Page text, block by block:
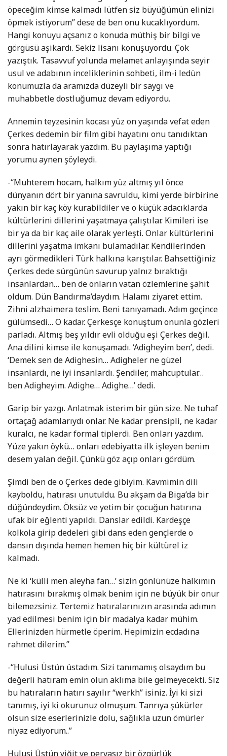
öpeceğim kimse kalmadı lütfen siz büyüğümün elinizi
öpmek istiyorum” dese de ben onu kucaklıyordum.
Hangi konuyu açsanız o konuda müthiş bir bilgi ve
görgüsü aşikardı. Sekiz lisanı konuşuyordu. Çok
yazıştık. Tasavvuf yolunda melamet anlayışında seyir
usul ve adabının inceliklerinin sohbeti, ilm-i ledün
konumuzla da aramızda düzeyli bir saygı ve
muhabbetle dostluğumuz devam ediyordu.
Annemin teyzesinin kocası yüz on yaşında vefat eden
Çerkes dedemin bir film gibi hayatını onu tanıdıktan
sonra hatırlayarak yazdım. Bu paylaşıma yaptığı
yorumu aynen şöyleydi.
-“Muhterem hocam, halkım yüz altmış yıl önce
dünyanın dört bir yanına savruldu, kimi yerde birbirine
yakın bir kaç köy kurabildiler ve o küçük adacıklarda
kültürlerini dillerini yaşatmaya çalıştılar. Kimileri ise
bir ya da bir kaç aile olarak yerleşti. Onlar kültürlerini
dillerini yaşatma imkanı bulamadılar. Kendilerinden
ayrı görmedikleri Türk halkına karıştılar. Bahsettiğiniz
Çerkes dede sürgünün savurup yalnız bıraktığı
insanlardan… ben de onların vatan özlemlerine şahit
oldum. Dün Bandırma’daydım. Halamı ziyaret ettim.
Zihni alzhaimera teslim. Beni tanıyamadı. Adım geçince
gülümsedi… O kadar. Çerkesçe konuştum onunla gözleri
parladı. Altmış beş yıldır evli olduğu eşi Çerkes değil.
Ana dilini kimse ile konuşamadı. ‘Adigheyim ben’, dedi.
‘Demek sen de Adighesin… Adigheler ne güzel
insanlardı, ne iyi insanlardı. Şendiler, mahcuptular…
ben Adigheyim. Adighe… Adighe…’ dedi.
Garip bir yazgı. Anlatmak isterim bir gün size. Ne tuhaf
ortaçağ adamlarıydı onlar. Ne kadar prensipli, ne kadar
kuralcı, ne kadar formal tiplerdi. Ben onları yazdım.
Yüze yakın öykü… onları edebiyatta ilk işleyen benim
desem yalan değil. Çünkü göz açıp onları gördüm.
Şimdi ben de o Çerkes dede gibiyim. Kavmimin dili
kayboldu, hatırası unutuldu. Bu akşam da Biga’da bir
düğündeydim. Öksüz ve yetim bir çocuğun hatırına
ufak bir eğlenti yapıldı. Danslar edildi. Kardeşçe
kolkola girip dedeleri gibi dans eden gençlerde o
dansın dışında hemen hemen hiç bir kültürel iz
kalmadı.
Ne ki ‘külli men aleyha fan…’ sizin gönlünüze halkımın
hatırasını bırakmış olmak benim için ne büyük bir onur
bilemezsiniz. Tertemiz hatıralarınızın arasında adımın
yad edilmesi benim için bir madalya kadar mühim.
Ellerinizden hürmetle öperim. Hepimizin ecdadına
rahmet dilerim.”
-“Hulusi Üstün üstadım. Sizi tanımamış olsaydım bu
değerli hatıram emin olun aklıma bile gelmeyecekti. Siz
bu hatıraların hatırı sayılır “werkh” isiniz. İyi ki sizi
tanımış, iyi ki okurunuz olmuşum. Tanrıya şükürler
olsun size eserlerinizle dolu, sağlıkla uzun ömürler
niyaz ediyorum..”
Hulusi Üstün yiğit ve pervasız bir özgürlük